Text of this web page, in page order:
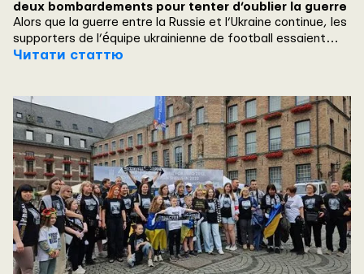
deux bombardements pour tenter d’oublier la guerre
Alors que la guerre entre la Russie et l’Ukraine continue, les
supporters de l’équipe ukrainienne de football essaient
tant bien que mal de s’évader en suivant, comme ils le
Читати статтю